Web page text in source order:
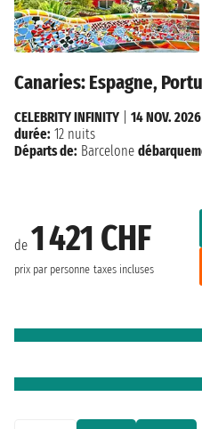
Canaries: Espagne,
de 1 421 CHF
prix par personne taxes incluses
CELEBRITY INFINITY
14 NOV. 2026
durée: 12 nuits
Départs de: Barcelone